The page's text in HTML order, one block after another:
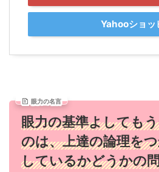
Yahooショッ
眼力の名言
眼力の基準よしても
のは、上達の論理を
しているかどうかの